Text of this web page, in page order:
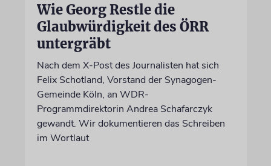
Wie Georg Restle die
Glaubwürdigkeit des ÖRR
untergräbt
Nach dem X-Post des Journalisten hat sich
Felix Schotland, Vorstand der Synagogen-
Gemeinde Köln, an WDR-
Programmdirektorin Andrea Schafarczyk
gewandt. Wir dokumentieren das Schreiben
im Wortlaut